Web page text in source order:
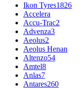
Ikon Tyres1826
Accelera
Accu-Trac2
Advenza3
Aeolus2
Aeolus Henan
Altenzo54
Amtel8
Anlas7
Antares260